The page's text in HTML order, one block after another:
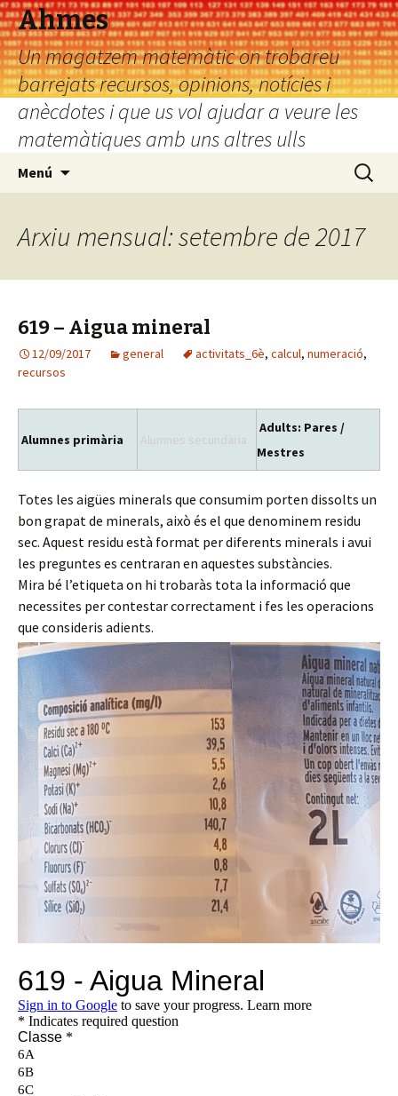
Ahmes
Un magatzem matemàtic on trobareu
barrejats recursos, opinions, notícies i
anècdotes i que us vol ajudar a veure les
matemàtiques amb uns altres ulls
Menú Cerca:
Arxiu mensual: setembre de 2017
619 – Aigua mineral
12/09/2017 general activitats_6è, calcul, numeració,
recursos
Alumnes primària Alumnes secundària
Adults: Pares /
Mestres
Totes les aigües minerals que consumim porten dissolts un
bon grapat de minerals, això és el que denominem residu
sec. Aquest residu està format per diferents minerals i avui
les preguntes es centraran en aquestes substàncies.
Mira bé l’etiqueta on hi trobaràs tota la informació que
necessites per contestar correctament i fes les operacions
que consideris adients.